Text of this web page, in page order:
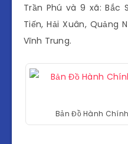
Trần Phú và 9 xã: Bắc
Tiến, Hải Xuân, Quảng
Vĩnh Trung.
Bản Đồ Hành